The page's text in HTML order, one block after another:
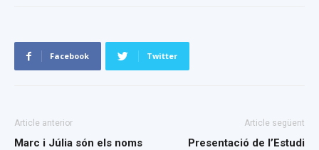
Facebook Twitter
Article anterior
Marc i Júlia són els noms
Article següent
Presentació de l’Estudi